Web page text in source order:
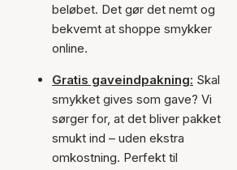
beløbet. Det gør det nemt og
bekvemt at shoppe smykker
online.
Gratis gaveindpakning: Skal
smykket gives som gave? Vi
sørger for, at det bliver pakket
smukt ind – uden ekstra
omkostning. Perfekt til